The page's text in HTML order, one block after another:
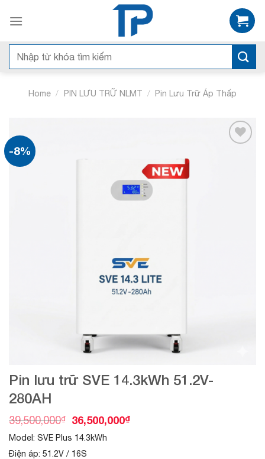
qua
dungSearch
Home / PIN LƯU TRỮ NLMT / Pin Lưu Trữ Áp Thấp
-8%
Pin lưu trữ SVE 14.3kWh 51.2V-
280AH
39,500,000₫
O
i
g
36,500,000₫C
Model: SVE Plus 14.3kWh
Điện áp: 51.2V / 16S